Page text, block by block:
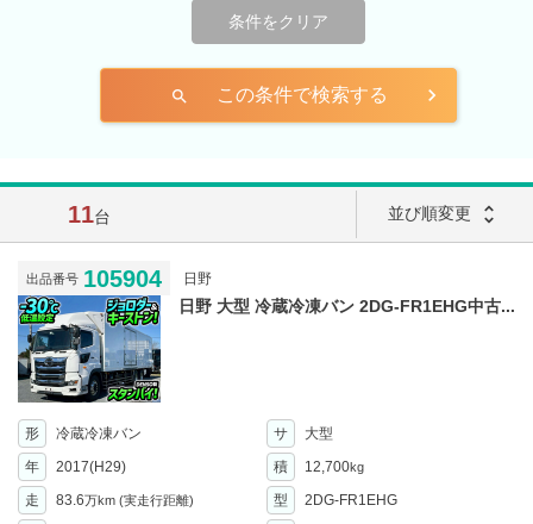
条件をクリア
search この条件で検索する
11台 並び順変更 unfold_more
出品番号 105904 日野
日野 大型 冷蔵冷凍バン 2DG-FR1EHG中古...
形 冷蔵冷凍バン サ
大型
年
2017(H29) 積 12,700kg
走 83.6万km (実走行距離) 型
2DG-FR1EHG